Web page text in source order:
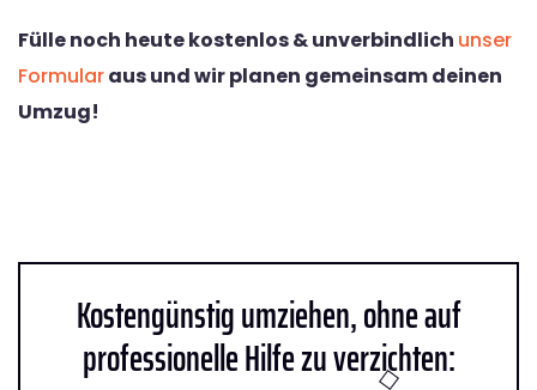
Fülle noch heute kostenlos & unverbindlich unser
Formularaus und wir planen gemeinsam deinen
Umzug!
Kostengünstig umziehen, ohne auf
professionelle Hilfe zu verzichten: